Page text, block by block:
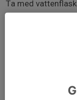
Ta med